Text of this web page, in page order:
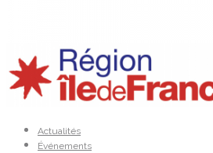
Actualités
Événements